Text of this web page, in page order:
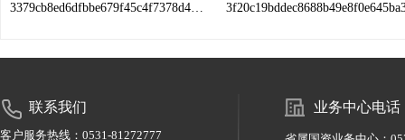
3379cb8ed6dfbbe679f45c4f7378d47.jpg
联系我们
客户服务热线：0531-81272777
业务中心电话